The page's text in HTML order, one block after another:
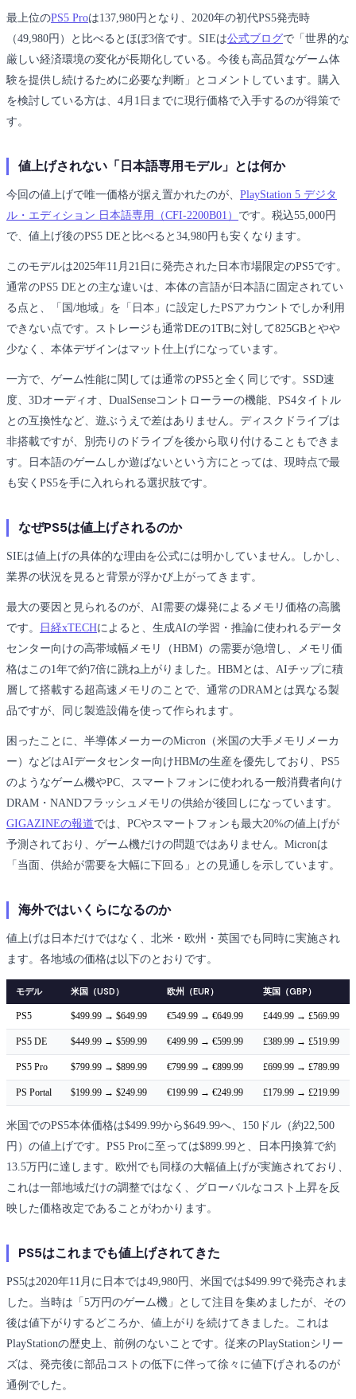
最上位のPS5 Proは137,980円となり、2020年の初代PS5発売時
（49,980円）と比べるとほぼ3倍です。SIEは公式ブログで「世界的な
厳しい経済環境の変化が長期化している。今後も高品質なゲーム体
験を提供し続けるために必要な判断」とコメントしています。購入
を検討している方は、4月1日までに現行価格で入手するのが得策で
す。
値上げされない「日本語専用モデル」とは何か
今回の値上げで唯一価格が据え置かれたのが、 PlayStation 5 デジタ
ル・エディション 日本語専用（CFI-2200B01） です。税込55,000円
で、値上げ後のPS5 DEと比べると34,980円も安くなります。
このモデルは2025年11月21日に発売された日本市場限定のPS5です。
通常のPS5 DEとの主な違いは、本体の言語が日本語に固定されてい
る点と、「国/地域」を「日本」に設定したPSアカウントでしか利用
できない点です。ストレージも通常DEの1TBに対して825GBとやや
少なく、本体デザインはマット仕上げになっています。
一方で、ゲーム性能に関しては通常のPS5と全く同じです。SSD速
度、3Dオーディオ、DualSenseコントローラーの機能、PS4タイトル
との互換性など、遊ぶうえで差はありません。ディスクドライブは
非搭載ですが、別売りのドライブを後から取り付けることもできま
す。日本語のゲームしか遊ばないという方にとっては、現時点で最
も安くPS5を手に入れられる選択肢です。
なぜPS5は値上げされるのか
SIEは値上げの具体的な理由を公式には明かしていません。しかし、
業界の状況を見ると背景が浮かび上がってきます。
最大の要因と見られるのが、AI需要の爆発によるメモリ価格の高騰
です。
日経xTECHによると、生成AIの学習・推論に使われるデータ
センター向けの高帯域幅メモリ（HBM）の需要が急増し、メモリ価
格はこの1年で約7倍に跳ね上がりました。HBMとは、AIチップに積
層して搭載する超高速メモリのことで、通常のDRAMとは異なる製
品ですが、同じ製造設備を使って作られます。
困ったことに、半導体メーカーのMicron（米国の大手メモリメーカ
ー）などはAIデータセンター向けHBMの生産を優先しており、PS5
のようなゲーム機やPC、スマートフォンに使われる一般消費者向け
DRAM・NANDフラッシュメモリの供給が後回しになっています。
GIGAZINEの報道では、PCやスマートフォンも最大20%の値上げが
予測されており、ゲーム機だけの問題ではありません。Micronは
「当面、供給が需要を大幅に下回る」との見通しを示しています。
海外ではいくらになるのか
値上げは日本だけではなく、北米・欧州・英国でも同時に実施され
ます。各地域の価格は以下のとおりです。
モデル 米国（USD） 欧州（EUR） 英国（GBP）
PS5 $499.99 → $649.99 €549.99 → €649.99 £449.99 → £569.99
PS5 DE $449.99 → $599.99 €499.99 → €599.99 £389.99 → £519.99
PS5 Pro $799.99 → $899.99 €799.99 → €899.99 £699.99 → £789.99
PS Portal $199.99 → $249.99 €199.99 → €249.99 £179.99 → £219.99
米国でのPS5本体価格は$499.99から$649.99へ、150ドル（約22,500
円）の値上げです。PS5 Proに至っては$899.99と、日本円換算で約
13.5万円に達します。欧州でも同様の大幅値上げが実施されており、
これは一部地域だけの調整ではなく、グローバルなコスト上昇を反
映した価格改定であることがわかります。
PS5はこれまでも値上げされてきた
PS5は2020年11月に日本では49,980円、米国では$499.99で発売されま
した。当時は「5万円のゲーム機」として注目を集めましたが、その
後は値下がりするどころか、値上がりを続けてきました。これは
PlayStationの歴史上、前例のないことです。従来のPlayStationシリー
ズは、発売後に部品コストの低下に伴って徐々に値下げされるのが
通例でした。